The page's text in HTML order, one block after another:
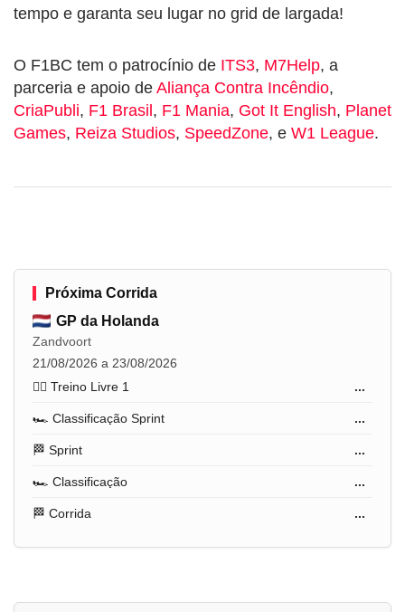
tempo e garanta seu lugar no grid de largada!
O F1BC tem o patrocínio de ITS3, M7Help, a
parceria e apoio de Aliança Contra Incêndio,
CriaPubli, F1 Brasil, F1 Mania, Got It English, Planet
Games, Reiza Studios, SpeedZone, e W1 League.
Próxima Corrida
GP da Holanda
Zandvoort
21/08/2026 a 23/08/2026
🏋️‍♂️ Treino Livre 1
...
🏎️ Classificação Sprint ...
🏁 Sprint ...
🏎️ Classificação ...
🏁 Corrida ...